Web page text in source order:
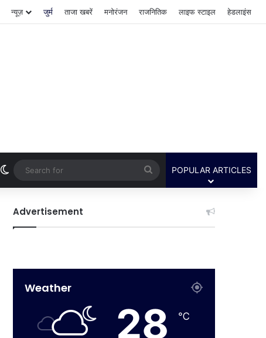
न्यूज़ जुर्म ताजा खबरें मनोरंजन राजनितिक लाइफ स्टाइल हेडलाइंस
Switch skin
Search
for
POPULAR ARTICLES
Advertisement
Weather
28 ℃